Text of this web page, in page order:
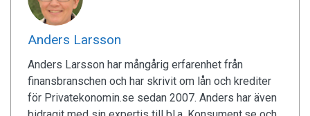
Anders Larsson
Anders Larsson har mångårig erfarenhet från
finansbranschen och har skrivit om lån och krediter
för Privatekonomin.se sedan 2007. Anders har även